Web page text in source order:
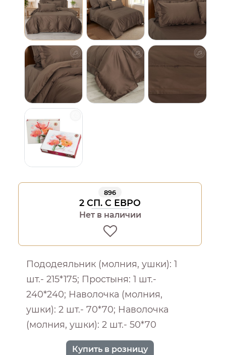
896
2 СП. С ЕВРО
Нет в наличии
Пододеяльник (молния, ушки): 1
шт.- 215*175; Простыня: 1 шт.-
240*240; Наволочка (молния,
ушки): 2 шт.- 70*70; Наволочка
(молния, ушки): 2 шт.- 50*70
Купить в розницу